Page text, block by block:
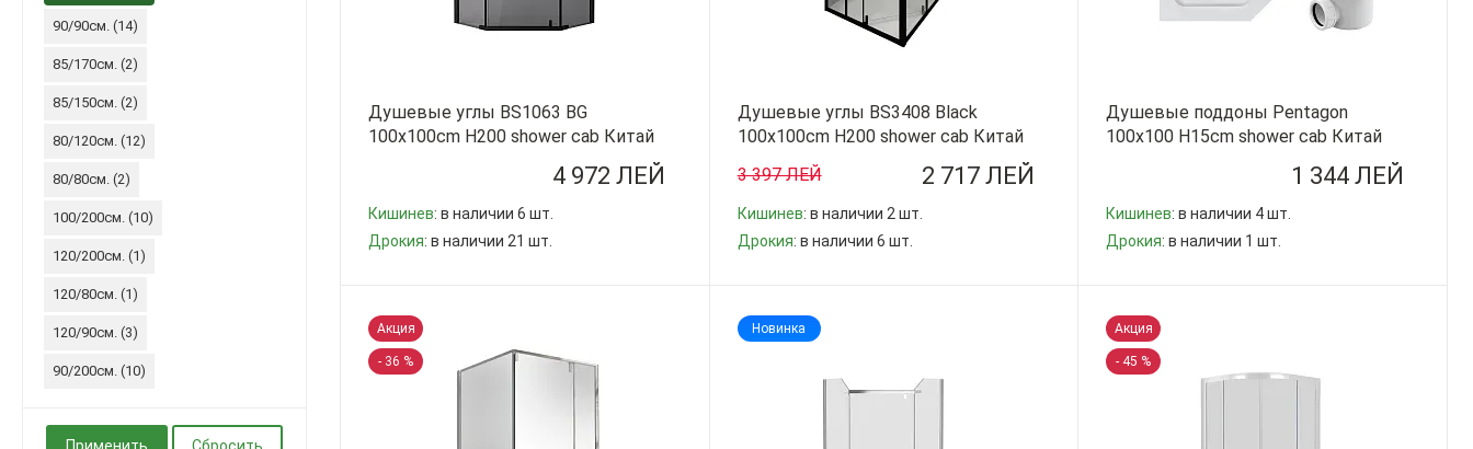
90/90см. (14)
85/170см. (2)
85/150см. (2)
80/120см. (12)
80/80см. (2)
100/200см. (10)
120/200см. (1)
120/80см. (1)
120/90см. (3)
90/200см. (10)
Душевые углы BS1063 BG
100x100cm H200 shower cab Китай
4 972 ЛЕЙ
Кишинев: в наличии 6 шт.
Дрокия: в наличии 21 шт.
Душевые углы BS3408 Black
100x100cm H200 shower cab Китай
2 717 ЛЕЙ
3 397 ЛЕЙ
Кишинев: в наличии 2 шт.
Дрокия: в наличии 6 шт.
Душевые поддоны Pentagon
100x100 H15cm shower cab Китай
1 344 ЛЕЙ
Кишинев: в наличии 4 шт.
Дрокия: в наличии 1 шт.
Акция
- 36 %
Новинка Акция
- 45 %